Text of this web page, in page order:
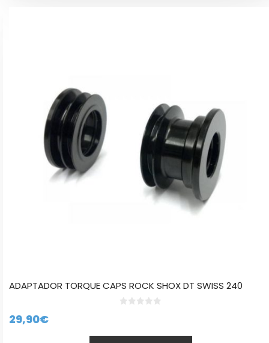
ADAPTADOR TORQUE CAPS ROCK SHOX DT SWISS 240
29,90€